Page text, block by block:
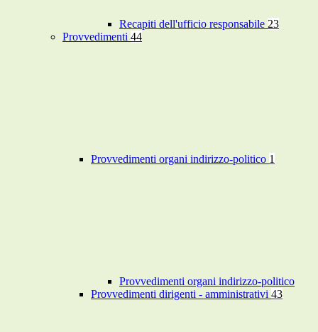
Recapiti dell'ufficio responsabile 23
Provvedimenti 44
Provvedimenti organi indirizzo-politico 1
Provvedimenti organi indirizzo-politico
Provvedimenti dirigenti - amministrativi 43